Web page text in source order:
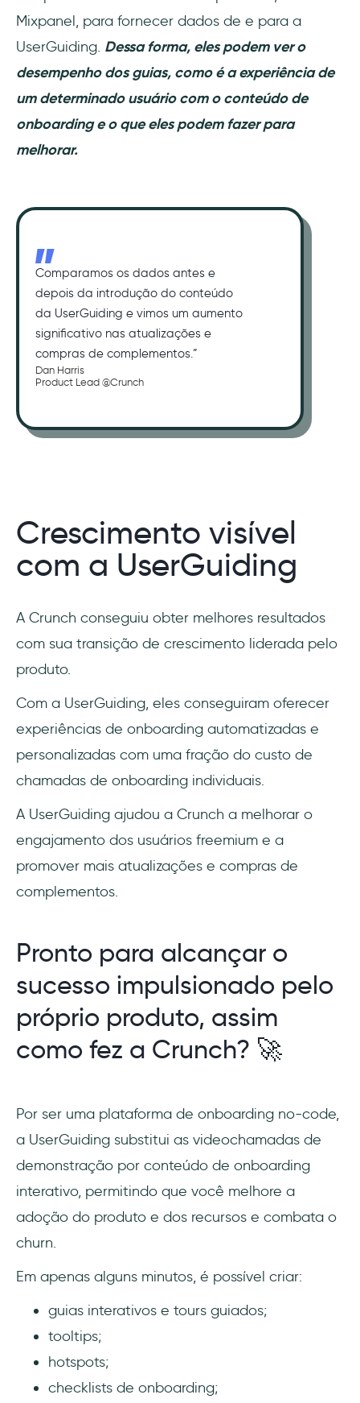
Mixpanel, para fornecer dados de e para a
UserGuiding. Dessa forma, eles podem ver o
desempenho dos guias, como é a experiência de
um determinado usuário com o conteúdo de
onboarding e o que eles podem fazer para
melhorar.
Comparamos os dados antes e
depois da introdução do conteúdo
da UserGuiding e vimos um aumento
significativo nas atualizações e
compras de complementos.”
Dan Harris
Product Lead @Crunch
Crescimento visível
com a UserGuiding
A Crunch conseguiu obter melhores resultados
com sua transição de crescimento liderada pelo
produto.
Com a UserGuiding, eles conseguiram oferecer
experiências de onboarding automatizadas e
personalizadas com uma fração do custo de
chamadas de onboarding individuais.
A UserGuiding ajudou a Crunch a melhorar o
engajamento dos usuários freemium e a
promover mais atualizações e compras de
complementos.
Pronto para alcançar o
sucesso impulsionado pelo
próprio produto, assim
como fez a Crunch? 🚀
Por ser uma plataforma de onboarding no-code,
a UserGuiding substitui as videochamadas de
demonstração por conteúdo de onboarding
interativo, permitindo que você melhore a
adoção do produto e dos recursos e combata o
churn.
Em apenas alguns minutos, é possível criar:
guias interativos e tours guiados;
tooltips;
hotspots;
checklists de onboarding;